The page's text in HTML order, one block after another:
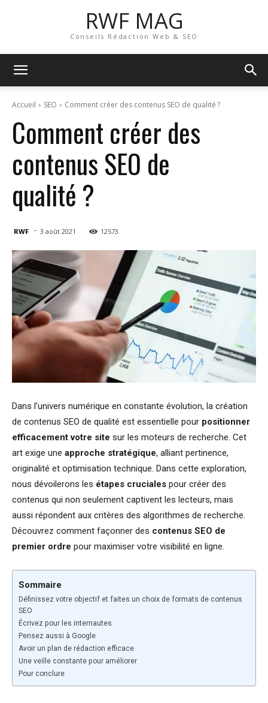
RWF MAG
Conseils Rédaction Web & SEO
Accueil SEO Comment créer des contenus SEO de qualité ?
Comment créer des
contenus SEO de
qualité ?
RWF - 3 août 2021 12573
Dans l’univers numérique en constante évolution, la création
de contenus SEO de qualité est essentielle pour positionner
efficacement votre site sur les moteurs de recherche. Cet
art exige une approche stratégique, alliant pertinence,
originalité et optimisation technique. Dans cette exploration,
nous dévoilerons les étapes cruciales pour créer des
contenus qui non seulement captivent les lecteurs, mais
aussi répondent aux critères des algorithmes de recherche.
Découvrez comment façonner des contenus SEO de
premier ordre pour maximiser votre visibilité en ligne.
Sommaire
Définissez votre objectif et faites un choix de formats de contenus
SEO
Écrivez pour les internautes
Pensez aussi à Google
Avoir un plan de rédaction efficace
Une veille constante pour améliorer
Pour conclure